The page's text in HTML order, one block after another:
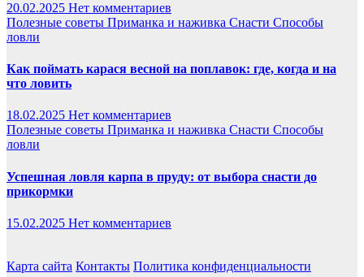
20.02.2025 Нет комментариев
Полезные советы Приманка и наживка Снасти Способы
ловли
Как поймать карася весной на поплавок: где, когда и на
что ловить
18.02.2025 Нет комментариев
Полезные советы Приманка и наживка Снасти Способы
ловли
Успешная ловля карпа в пруду: от выбора снасти до
прикормки
15.02.2025 Нет комментариев
Карта сайта Контакты Политика конфиденциальности